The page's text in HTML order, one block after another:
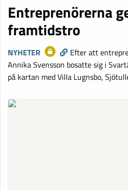
Entreprenörerna
framtidstro
NYHETER
Efter att
Annika Svensson bosatte sig i
på kartan med Villa Lugnsbo,